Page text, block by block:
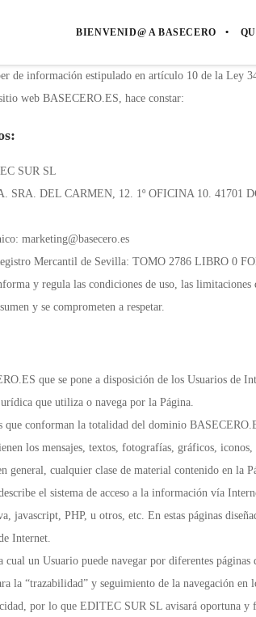
BIENVENID@ A BASECERO
de información estipulado en artículo 10 de la Ley
web BASECERO.ES, hace constar:
SUR SL
SRA. DEL CARMEN, 12. 1º OFICINA 10. 41701
marketing@basecero.es
Mercantil de Sevilla: TOMO 2786 LIBRO 0
y regula las condiciones de uso, las
y se comprometen a respetar.
que se pone a disposición de los Usuarios de
que utiliza o navega por la Página.
que conforman la totalidad del dominio
los mensajes, textos, fotografías, gráficos,
general, cualquier clase de material contenido en la
el sistema de acceso a la información vía
javascript, PHP, u otros, etc. En estas páginas
Internet.
cual un Usuario puede navegar por diferentes
la “trazabilidad” y seguimiento de la navegación
por lo que EDITEC SUR SL avisará oportuna y